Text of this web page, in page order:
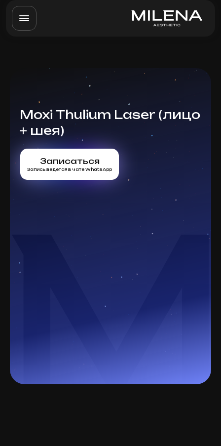
Moxi Thulium Laser (лицо
+ шея)
Записаться
Запись ведется в чате WhatsApp